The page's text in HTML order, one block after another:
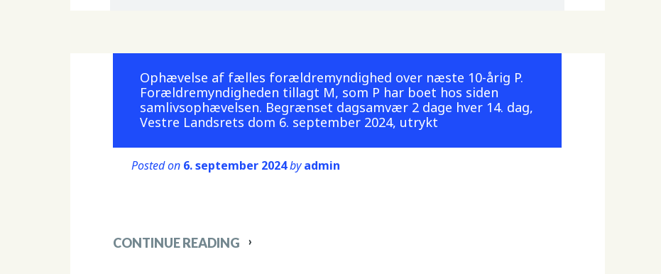
Ophævelse af fælles forældremyndighed over næste 10-årig P.
Forældremyndigheden tillagt M, som P har boet hos siden
samlivsophævelsen. Begrænset dagsamvær 2 dage hver 14. dag,
Vestre Landsrets dom 6. september 2024, utrykt
Posted on 6. september 2024byadmin
CONTINUE READING